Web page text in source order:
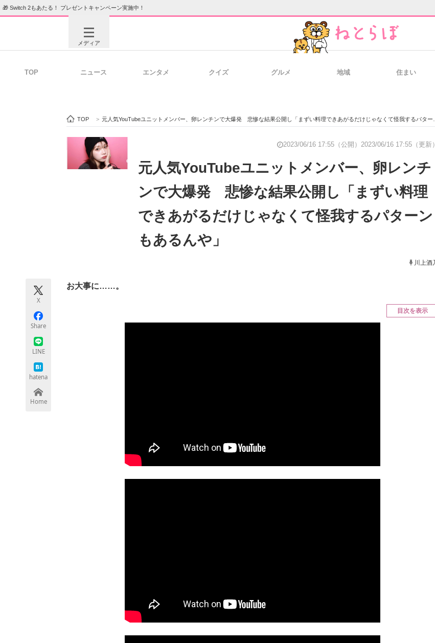
🎁 Switch 2もあたる！ プレゼントキャンペーン実施中！
メディア
ビジネスと働き方のヒント 経営
ITエンジニア向け専門サイト 企業向けIT製品の総合サイト IT製品の技術・比較・事例 製造業
モノづくり技術者専門サイト エレクトロニクス専門サイト エネ
ちょっと気になるネットの話題
TOP ニュース エンタメ クイズ グルメ 地域 住まい
TOP > 元人気YouTubeユニットメンバー、卵レンチンで大爆発 悲惨な結果公開し「まずい料理できあがるだけじゃなくて怪我するパターンもあるんや」
2023/06/16 17:55（公開） 2023/06/16 17:55（更新）
元人気YouTubeユニットメンバー、卵レンチ
ンで大爆発 悲惨な結果公開し「まずい料理
できあがるだけじゃなくて怪我するパターン
もあるんや」
川上酒
X
Share
LINE
hatena
Home
お大事に……。
目次を表示